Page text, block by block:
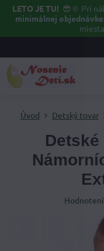
LETO JE TU! 😎🌞 Pri
minimálnej objednávke
Úvod Detský tovar